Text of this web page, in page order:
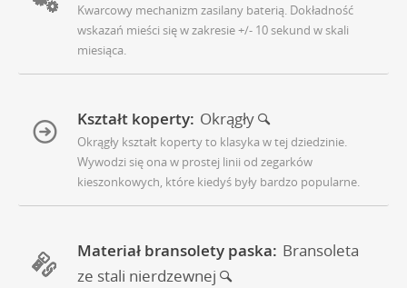
Kwarcowy mechanizm zasilany baterią. Dokładność
wskazań mieści się w zakresie +/- 10 sekund w skali
miesiąca.
Kształt koperty: Okrągły
Okrągły kształt koperty to klasyka w tej dziedzinie.
Wywodzi się ona w prostej linii od zegarków
kieszonkowych, które kiedyś były bardzo popularne.
Materiał bransolety paska: Bransoleta
ze stali nierdzewnej